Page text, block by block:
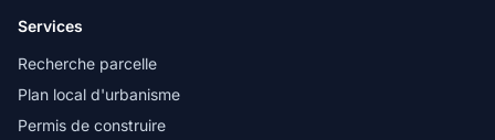
Services
Recherche parcelle
Plan local d'urbanisme
Permis de construire